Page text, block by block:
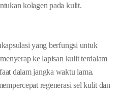
kolagen pada kulit.
yang berfungsi untuk
ke lapisan kulit terdalam
dalam jangka waktu lama.
regenerasi sel kulit dan